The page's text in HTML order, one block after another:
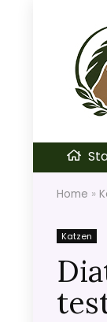
Home »
Katzen